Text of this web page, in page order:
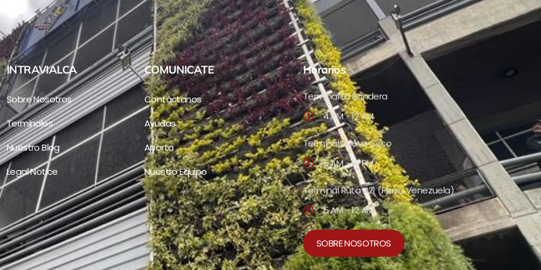
INTRAVIALCA
Sobre Nosotros
Terminales
Nuestro Blog
Legal Notice
COMUNICATE
Contáctanos
Ayudas
Aporta
Nuestro Equipo
Horarios
Terminal La Bandera
4 AM - 12 AM
Terminal Nuevo Circo
5 AM - 10 PM
Terminal Ruta 421 (Plaza Venezuela)
5 AM - 12 AM
SOBRE NOSOTROS